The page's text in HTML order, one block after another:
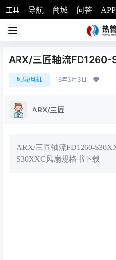
工具 导航 商城 问答 APP
ARX/三匠轴流FD1260-
风扇/风机 16年3月3日
ARX/三匠
ARX/三匠轴流FD1260-
S30XXC风扇规格书下载